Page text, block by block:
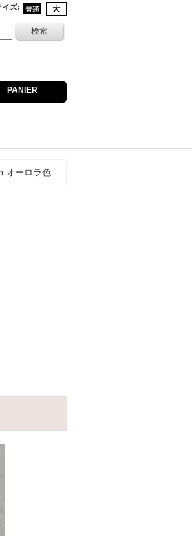
イズ:
PANIER
オーロラ色